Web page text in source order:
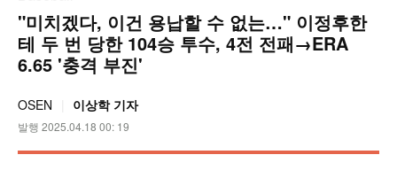
"미치겠다, 이건 용납할 수 없는…" 이정후한
테 두 번 당한 104승 투수, 4전 전패→ERA
6.65 '충격 부진'
OSEN 이상학 기자
발행 2025.04.18 00: 19